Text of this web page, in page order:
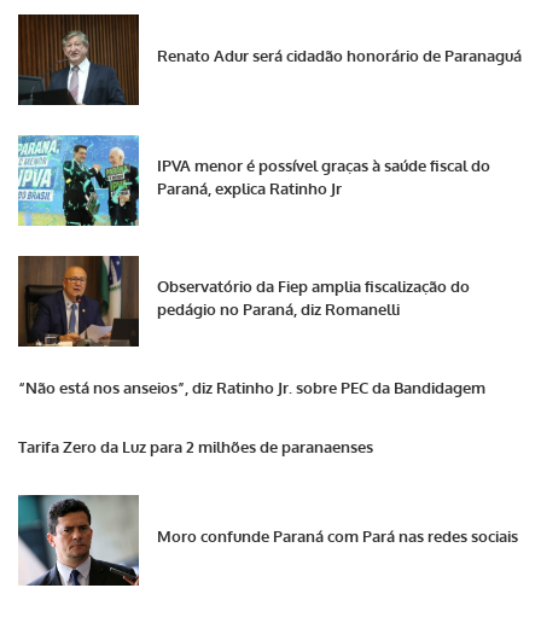
Renato Adur será cidadão honorário de Paranaguá
IPVA menor é possível graças à saúde fiscal do
Paraná, explica Ratinho Jr
Observatório da Fiep amplia fiscalização do
pedágio no Paraná, diz Romanelli
“Não está nos anseios”, diz Ratinho Jr. sobre PEC da Bandidagem
Tarifa Zero da Luz para 2 milhões de paranaenses
Moro confunde Paraná com Pará nas redes sociais